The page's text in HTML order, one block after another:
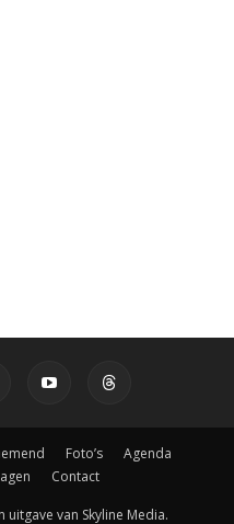
Foto’s
Agenda
Contact
uitgave van Skyline Media.